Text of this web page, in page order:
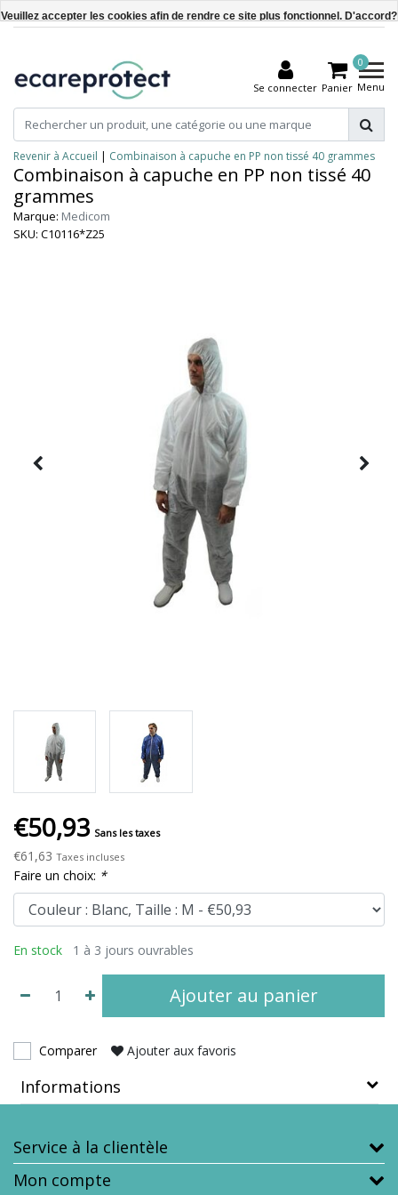
Se connecter
0
Panier Menu
Revenir à Accueil | Combinaison à capuche en PP non tissé 40 grammes
Combinaison à capuche en PP non tissé 40
grammes
Marque: Medicom
SKU: C10116*Z25
€50,93 Sans les taxes
€61,63 Taxes incluses
Faire un choix: *
En stock 1 à 3 jours ouvrables
Ajouter au panier
Comparer Ajouter aux favoris
Informations
Service à la clientèle
Mon compte
Veuillez accepter les cookies afin de rendre ce site plus fonctionnel. D'accord?